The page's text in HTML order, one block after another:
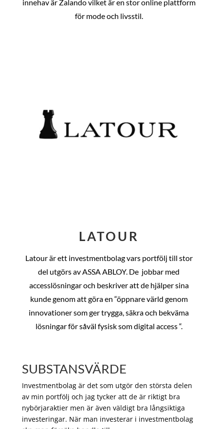
innehav är Zalando vilket är en stor online plattform
för mode och livsstil.
LATOUR
Latour är ett investmentbolag vars portfölj till stor
del utgörs av ASSA ABLOY. De jobbar med
accesslösningar och beskriver att de hjälper sina
kunde genom att göra en “öppnare värld genom
innovationer som ger trygga, säkra och bekväma
lösningar för såväl fysisk som digital access “.
SUBSTANSVÄRDE
Investmentbolag är det som utgör den största delen
av min portfölj och jag tycker att de är riktigt bra
nybörjaraktier men är även väldigt bra långsiktiga
investeringar. När man investerar i investmentbolag